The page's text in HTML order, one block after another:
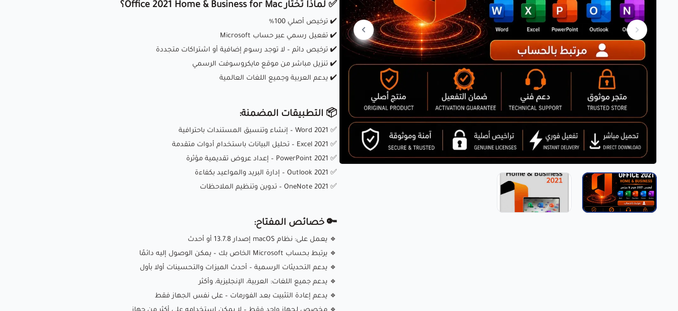
✅ لماذا تختار Office 2021 Home & Business for Mac؟
✔️ ترخيص أصلي 100%
✔️ تفعيل رسمي عبر حساب Microsoft
✔️ ترخيص دائم – لا توجد رسوم إضافية أو اشتراكات متجددة
✔️ تنزيل مباشر من موقع مايكروسوفت الرسمي
✔️ يدعم العربية وجميع اللغات العالمية
📦 التطبيقات المضمنة:
✅ Word 2021 – إنشاء وتنسيق المستندات باحترافية
✅ Excel 2021 – تحليل البيانات باستخدام أدوات متقدمة
✅ PowerPoint 2021 – إعداد عروض تقديمية مؤثرة
✅ Outlook 2021 – إدارة البريد والمواعيد بكفاءة
✅ OneNote 2021 – تدوين وتنظيم الملاحظات
🔑 خصائص المفتاح:
🔹 يعمل على: نظام macOS إصدار 13.7.8 أو أحدث
🔹 يرتبط بحساب Microsoft الخاص بك – يمكن الوصول إليه دائمًا
🔹 يدعم التحديثات الرسمية – أحدث الميزات والتحسينات أولا بأول
🔹 يدعم جميع اللغات: العربية، الإنجليزية، وأكثر
🔹 يدعم إعادة التثبيت بعد الفورمات – على نفس الجهاز فقط